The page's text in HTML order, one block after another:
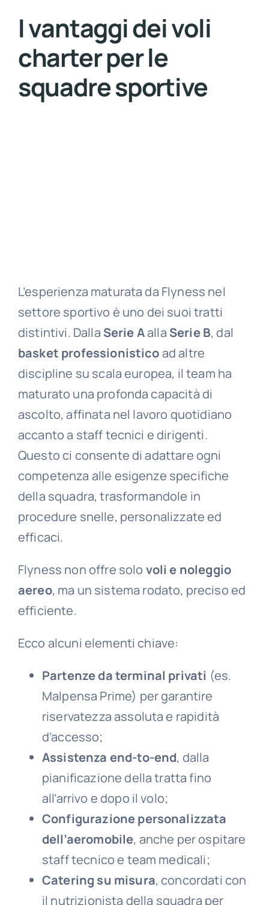
I vantaggi dei voli
charter per le
squadre sportive
L’esperienza maturata da Flyness nel
settore sportivo è uno dei suoi tratti
distintivi. Dalla Serie Aalla Serie B, dal
basket professionisticoad altre
discipline su scala europea, il team ha
maturato una profonda capacità di
ascolto, affinata nel lavoro quotidiano
accanto a staff tecnici e dirigenti.
Questo ci consente di adattare ogni
competenza alle esigenze specifiche
della squadra, trasformandole in
procedure snelle, personalizzate ed
efficaci.
Flyness non offre solo voli e noleggio
aereo, ma un sistema rodato, preciso ed
efficiente.
Ecco alcuni elementi chiave:
Partenze da terminal privati (es.
Malpensa Prime) per garantire
riservatezza assoluta e rapidità
d’accesso;
Assistenza end-to-end, dalla
pianificazione della tratta fino
all’arrivo e dopo il volo;
Configurazione personalizzata
dell’aeromobile, anche per ospitare
staff tecnico e team medicali;
Catering su misura, concordati con
il nutrizionista della squadra per